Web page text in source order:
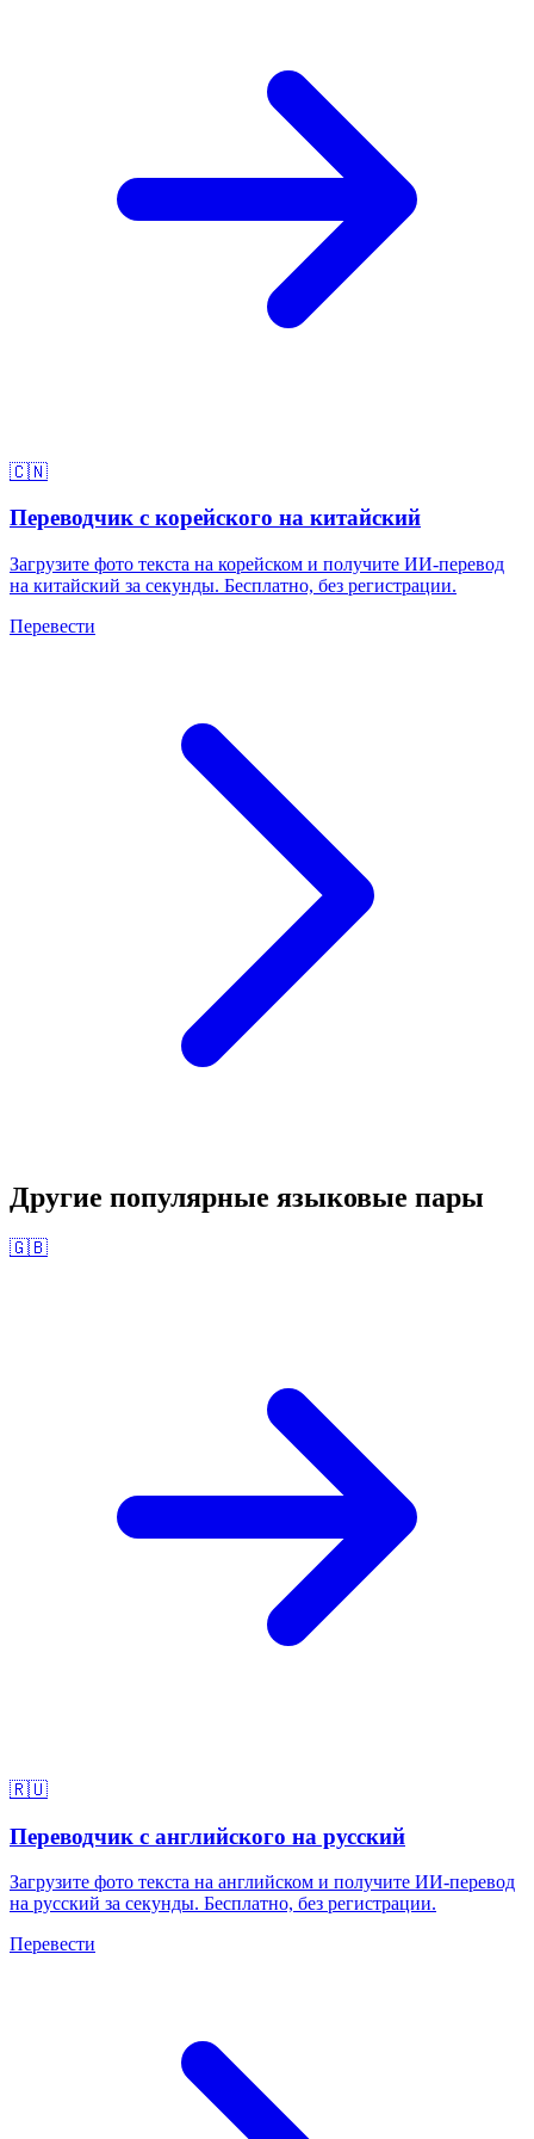
🇨🇳
Переводчик с корейского на китайский
Загрузите фото текста на корейском и получите ИИ-перевод
на китайский за секунды. Бесплатно, без регистрации.
Перевести
Другие популярные языковые пары
🇬🇧
🇷🇺
Переводчик с английского на русский
Загрузите фото текста на английском и получите ИИ-перевод
на русский за секунды. Бесплатно, без регистрации.
Перевести